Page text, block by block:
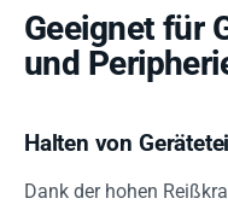
Geeignet für
und
Halten von
Dank der hohen